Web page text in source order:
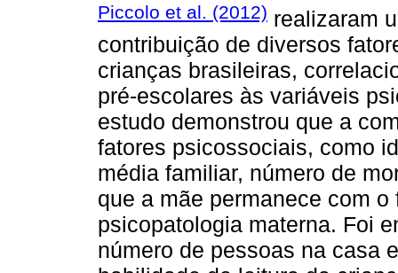
Piccolo et al. (2012) realizaram
contribuição de diversos
crianças brasileiras,
pré-escolares às variáveis
estudo demonstrou que a
fatores psicossociais, como
média familiar, número de
que a mãe permanece com
psicopatologia materna. Foi
número de pessoas na casa